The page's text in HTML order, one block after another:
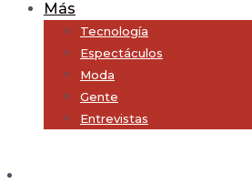
Más
Tecnología
Espectáculos
Moda
Gente
Entrevistas